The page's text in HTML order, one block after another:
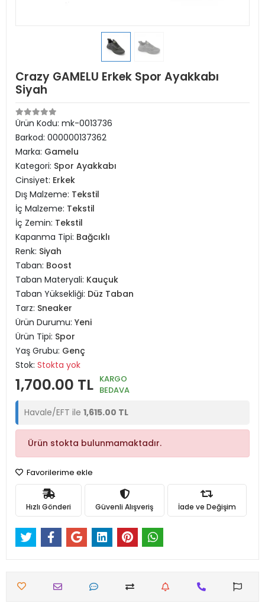
Crazy GAMELU Erkek Spor Ayakkabı
Siyah
Ürün Kodu: mk-0013736
Barkod: 000000137362
Marka: Gamelu
Kategori: Spor Ayakkabı
Cinsiyet: Erkek
Dış Malzeme: Tekstil
İç Malzeme: Tekstil
İç Zemin: Tekstil
Kapanma Tipi: Bağcıklı
Renk: Siyah
Taban: Boost
Taban Materyali: Kauçuk
Taban Yüksekliği: Düz Taban
Tarz: Sneaker
Ürün Durumu: Yeni
Ürün Tipi: Spor
Yaş Grubu: Genç
Stok: Stokta yok
1,700.00 TL KARGO
BEDAVA
Havale/EFT ile 1,615.00 TL
Ürün stokta bulunmamaktadır.
Favorilerime ekle
Hızlı Gönderi Güvenli Alışveriş İade ve Değişim